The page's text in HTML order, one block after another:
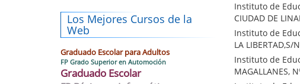
Instituto de
CIUDAD DE
Instituto de
LA LIBERTAD,S/
Instituto de
MAGALLANES,
Los Mejores Cursos de la
Web
Graduado Escolar para Adultos
FP Grado Superior en Automoción
Graduado Escolar